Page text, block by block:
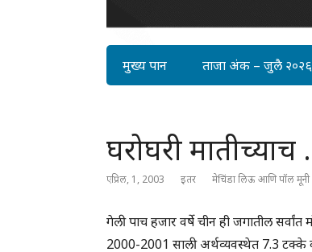
मुख्य पान ताजा अंक – जुलै २०२६
घरोघरी मातीच्याच
एप्रिल, 1, 2003 इतर मेचिंडा लिऊ आणि पॉल मूनी
गेली पाच हजार वर्षे चीन ही जगातील
2000-2001 साली अर्थव्यवस्थेत 7.3